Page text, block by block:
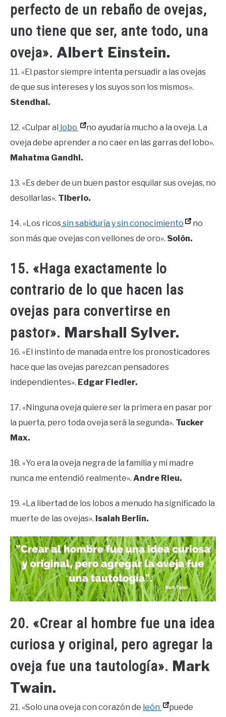
perfecto de un rebaño de ovejas,
uno tiene que ser, ante todo, una
oveja». Albert Einstein.
11. «El pastor siempre intenta persuadir a las ovejas
de que sus intereses y los suyos son los mismos».
Stendhal.
12. «Culpar al lobo
no ayudaría mucho a la oveja. La
oveja debe aprender a no caer en las garras del lobo».
Mahatma Gandhi.
13. «Es deber de un buen pastor esquilar sus ovejas, no
desollarlas». Tiberio.
14. «Los ricossin sabiduría y sin conocimiento
no
son más que ovejas con vellones de oro». Solón.
15. «Haga exactamente lo
contrario de lo que hacen las
ovejas para convertirse en
pastor». Marshall Sylver.
16. «El instinto de manada entre los pronosticadores
hace que las ovejas parezcan pensadores
independientes». Edgar Fiedler.
17. «Ninguna oveja quiere ser la primera en pasar por
la puerta, pero toda oveja será la segunda». Tucker
Max.
18. «Yo era la oveja negra de la familia y mi madre
nunca me entendió realmente». Andre Rieu.
19. «La libertad de los lobos a menudo ha significado la
muerte de las ovejas». Isaiah Berlín.
20. «Crear al hombre fue una idea
curiosa y original, pero agregar la
oveja fue una tautología». Mark
Twain.
21. «Solo una oveja con corazón de león
puede